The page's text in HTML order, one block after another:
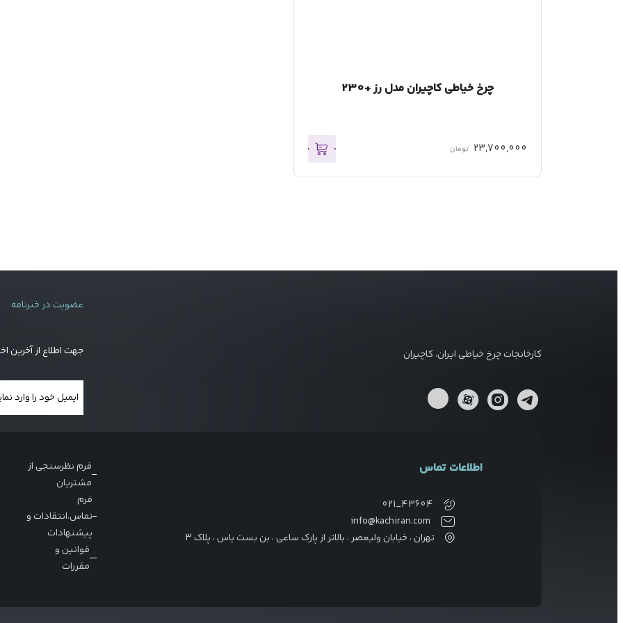
چرخ خیاطی کاچیران مدل رز +230
23,700,000 تومان
کارخانجات چرخ خیاطی ایران، کاچیران
عضویت در خبرنامه
جهت اطلاع از آخرین
اطلاعات تماس
021_43604
info@kachiran.com
تهران ، خیابان ولیعصر ، بالاتر از پارک ساعی ، بن بست یاس ، پلاک 3
فرم نظرسنجی از
مشتریان
فرم
تماس،انتقادات و
پیشنهادات
قوانین و
مقررات